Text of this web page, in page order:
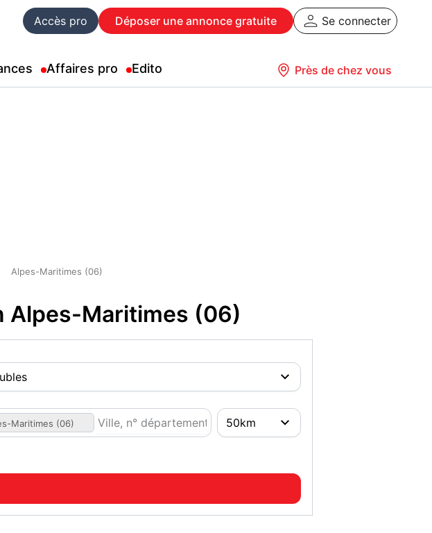
Accès pro Déposer une annonce gratuite Se connecter
Affaires pro Edito Près de chez vous
Alpes-Maritimes (06)
Alpes-Maritimes (06)
Maritimes (06)